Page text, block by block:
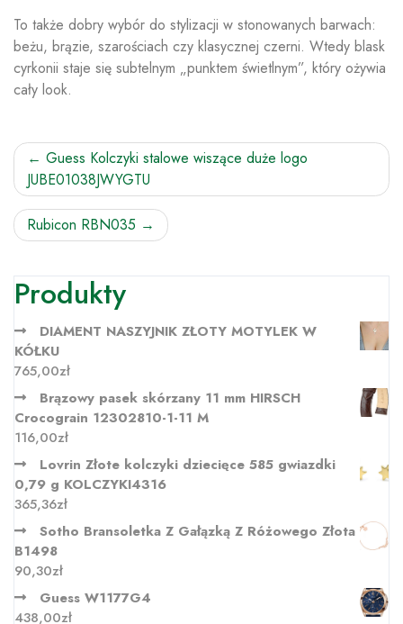
To także dobry wybór do stylizacji w stonowanych barwach:
beżu, brązie, szarościach czy klasycznej czerni. Wtedy blask
cyrkonii staje się subtelnym „punktem świetlnym”, który ożywia
cały look.
Nawigacja
wpisu
Guess Kolczyki stalowe wiszące duże logo
JUBE01038JWYGTU
Rubicon RBN035
Produkty
DIAMENT NASZYJNIK ZŁOTY MOTYLEK W
KÓŁKU
765,00zł
Brązowy pasek skórzany 11 mm HIRSCH
Crocograin 12302810-1-11 M
116,00zł
Lovrin Złote kolczyki dziecięce 585 gwiazdki
0,79 g KOLCZYKI4316
365,36zł
Sotho Bransoletka Z Gałązką Z Różowego Złota
B1498
90,30zł
Guess W1177G4
438,00zł